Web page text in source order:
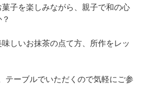
子を楽しみながら、親子で和の心
しいお抹茶の点て方、所作をレッ
テーブルでいただくので気軽にご参